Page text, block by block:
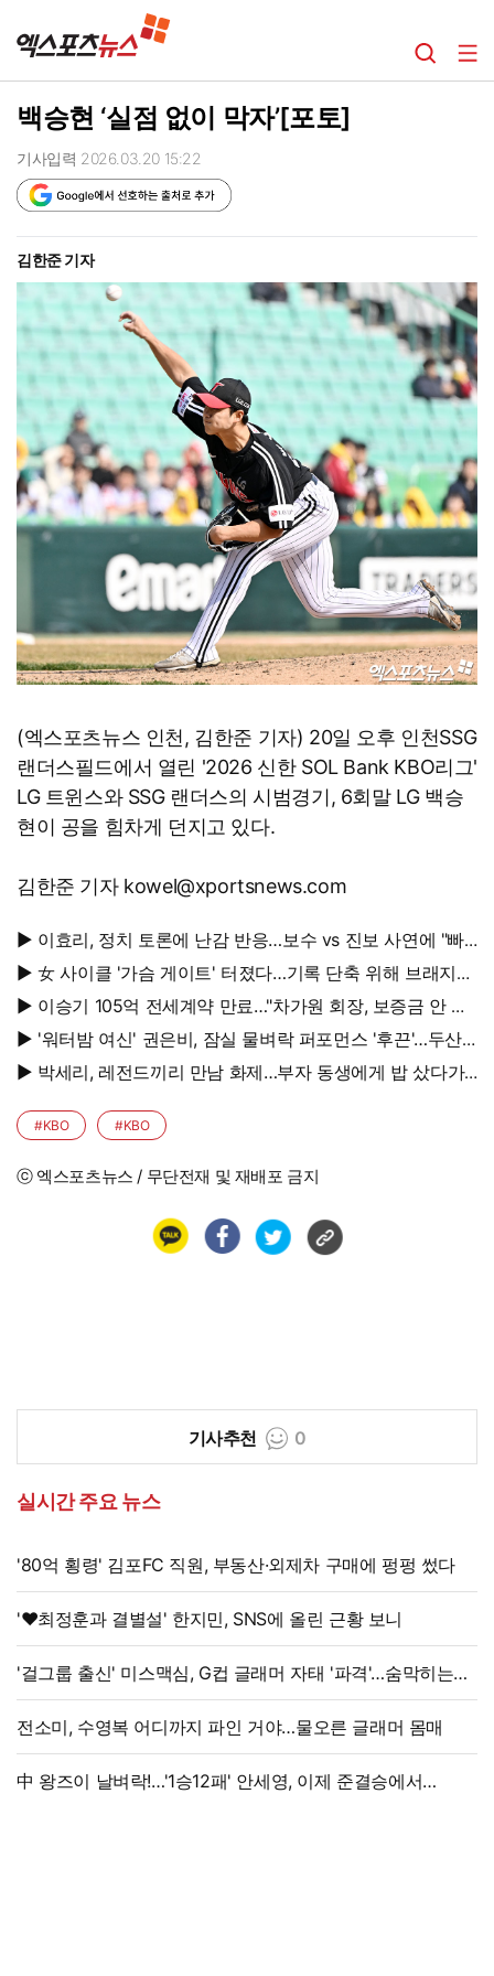
백승현 ‘실점 없이 막자’[포토]
기사입력 2026.03.20 15:22
김한준 기자
(엑스포츠뉴스 인천, 김한준 기자) 20일 오후 인천SSG
랜더스필드에서 열린 '2026 신한 SOL Bank KBO리그'
LG 트윈스와 SSG 랜더스의 시범경기, 6회말 LG 백승
현이 공을 힘차게 던지고 있다.
김한준 기자 kowel@xportsnews.com
▶ 이효리, 정치 토론에 난감 반응…보수 vs 진보 사연에 "빠
지면 안 될까요?"
▶ 女 사이클 '가슴 게이트' 터졌다…기록 단축 위해 브래지어
에 솜 넣는다?
▶ 이승기 105억 전세계약 만료…"차가원 회장, 보증금 안 주
면 법적 조치"
▶ '워터밤 여신' 권은비, 잠실 물벼락 퍼포먼스 '후끈'…두산
승리요정 등극
▶ 박세리, 레전드끼리 만남 화제…부자 동생에게 밥 샀다가
#KBO #KBO
ⓒ 엑스포츠뉴스 / 무단전재 및 재배포 금지
기사추천 0
실시간 주요 뉴스
'80억 횡령' 김포FC 직원, 부동산·외제차 구매에 펑펑 썼다
'♥최정훈과 결별설' 한지민, SNS에 올린 근황 보니
'걸그룹 출신' 미스맥심, G컵 글래머 자태 '파격'…숨막히는
라인
전소미, 수영복 어디까지 파인 거야…물오른 글래머 몸매
中 왕즈이 날벼락!…'1승12패' 안세영, 이제 준결승에서